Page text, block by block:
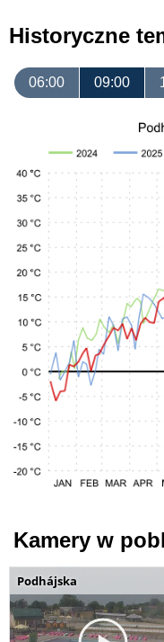
Historyczne
06:00 09:00
Kamery w
Podhájska